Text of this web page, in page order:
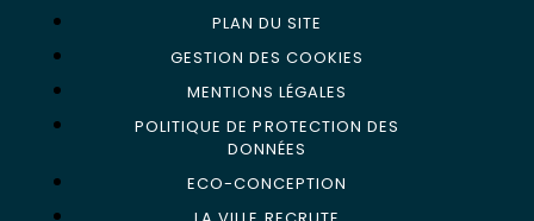
PLAN DU SITE
GESTION DES COOKIES
MENTIONS LÉGALES
POLITIQUE DE PROTECTION DES
DONNÉES
ECO-CONCEPTION